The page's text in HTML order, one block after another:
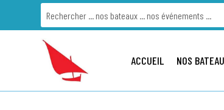
ACCUEIL NOS